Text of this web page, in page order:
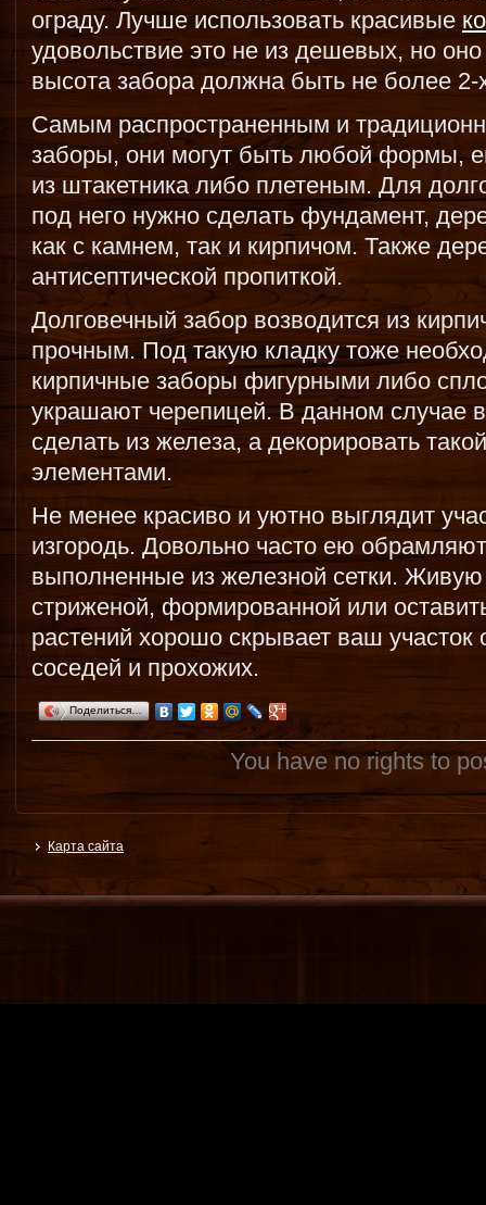
ограду. Лучше использовать красивые
удовольствие это не из дешевых, но
высота забора должна быть не более 2-
Самым распространенным и
заборы, они могут быть любой формы,
из штакетника либо плетеным. Для
под него нужно сделать фундамент,
как с камнем, так и кирпичом. Также
антисептической пропиткой.
Долговечный забор возводится из
прочным. Под такую кладку тоже
кирпичные заборы фигурными либо
украшают черепицей. В данном случае
сделать из железа, а декорировать
элементами.
Не менее красиво и уютно выглядит
изгородь. Довольно часто ею
выполненные из железной сетки.
стриженой, формированной или
растений хорошо скрывает ваш
соседей и прохожих.
Поделиться…
You have no rights to
Карта сайта